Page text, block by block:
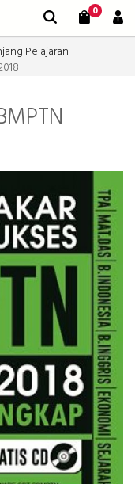
0
Pelajaran